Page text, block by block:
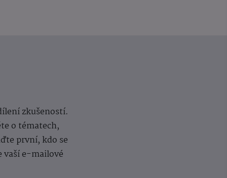
zkušeností.
o tématech,
první, kdo se
vaší e-mailové